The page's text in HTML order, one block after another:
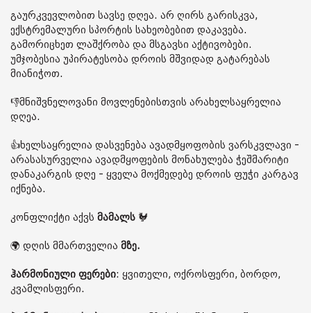
გაურკვევლობით სავსე დღეა. არ ღირს გარისკვა,
ექსტრემალური სპორტის სახეობებით დაკავება.
გამორიცხეთ ლაშქრობა და მსგავსი აქტივობები.
უმჯობესია უპირატესობა დროის მშვიდად გატარებას
მიანიჭოთ.
👎მნიშვნელოვანი მოვლენებისთვის არახელსაყრელია
დღეა.
👍ხელსაყრელია დასვენება ავადმყოფობის ვარსკვლავი -
არასასურველია ავადმყოფების მონახულება ჭეშმარიტი
დანაკარგის დღე - ყველა მოქმედებე დროის ფუჭი კარგავ
იქნება.
კონფლიქტი აქვს მამალს 🐓
🌍 დღის მმართველია მზე.
ჰარმონიული ფერები: ყვითელი, ოქროსფერი, ბორდო,
კვამლისფერი.